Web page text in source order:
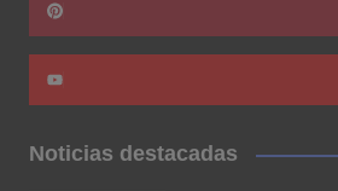
Noticias destacadas